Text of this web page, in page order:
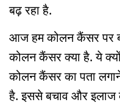
बढ़ रहा है.
आज हम कोलन कैंसर पर
कोलन कैंसर क्या है. ये
कोलन कैंसर का पता
है. इससे बचाव और इलाज